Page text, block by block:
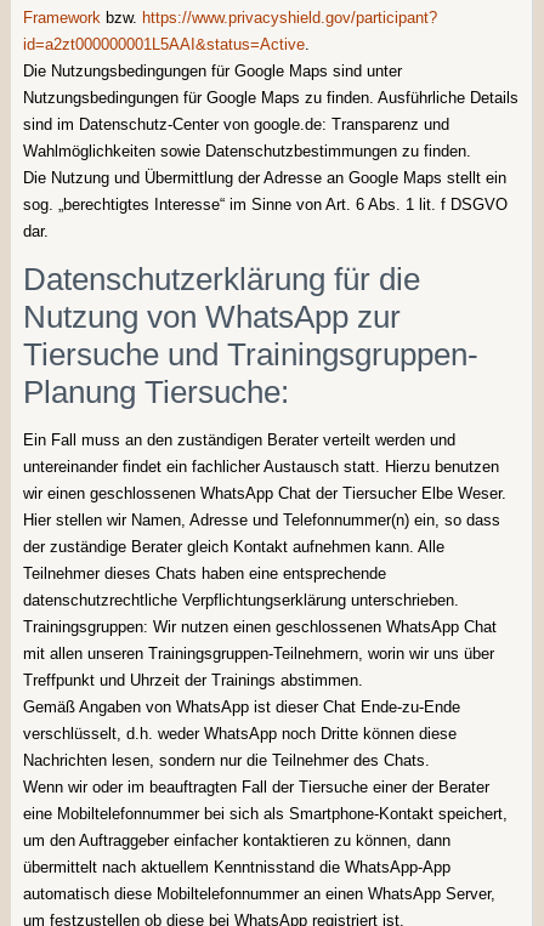
Framework bzw. https://www.privacyshield.gov/participant?
id=a2zt000000001L5AAI&status=Active
Die Nutzungsbedingungen für Google Maps sind unter
Nutzungsbedingungen für Google Maps zu finden. Ausführliche Details
sind im Datenschutz-Center von google.de: Transparenz und
Wahlmöglichkeiten sowie Datenschutzbestimmungen zu finden.
Die Nutzung und Übermittlung der Adresse an Google Maps stellt ein
sog. „berechtigtes Interesse“ im Sinne von Art. 6 Abs. 1 lit. f DSGVO
dar.
Datenschutzerklärung für die
Nutzung von WhatsApp zur
Tiersuche und Trainingsgruppen-
Planung Tiersuche:
Ein Fall muss an den zuständigen Berater verteilt werden und
untereinander findet ein fachlicher Austausch statt. Hierzu benutzen
wir einen geschlossenen WhatsApp Chat der Tiersucher Elbe Weser.
Hier stellen wir Namen, Adresse und Telefonnummer(n) ein, so dass
der zuständige Berater gleich Kontakt aufnehmen kann. Alle
Teilnehmer dieses Chats haben eine entsprechende
datenschutzrechtliche Verpflichtungserklärung unterschrieben.
Trainingsgruppen: Wir nutzen einen geschlossenen WhatsApp Chat
mit allen unseren Trainingsgruppen-Teilnehmern, worin wir uns über
Treffpunkt und Uhrzeit der Trainings abstimmen.
Gemäß Angaben von WhatsApp ist dieser Chat Ende-zu-Ende
verschlüsselt, d.h. weder WhatsApp noch Dritte können diese
Nachrichten lesen, sondern nur die Teilnehmer des Chats.
Wenn wir oder im beauftragten Fall der Tiersuche einer der Berater
eine Mobiltelefonnummer bei sich als Smartphone-Kontakt speichert,
um den Auftraggeber einfacher kontaktieren zu können, dann
übermittelt nach aktuellem Kenntnisstand die WhatsApp-App
automatisch diese Mobiltelefonnummer an einen WhatsApp Server,
um festzustellen ob diese bei WhatsApp registriert ist.